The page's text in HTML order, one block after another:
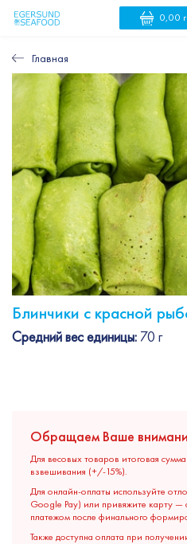
0,00
Главная
Блинчики с красной
Средний вес единицы: 70 г
Обращаем Ваше
Для весовых товаров итоговая
взвешивания (+/-15%).
Для онлайн-оплаты используйте
Google Pay) или привяжите карту —
платежом после финального
Также доступна оплата при